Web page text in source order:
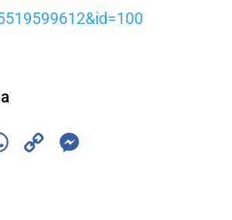
W
C